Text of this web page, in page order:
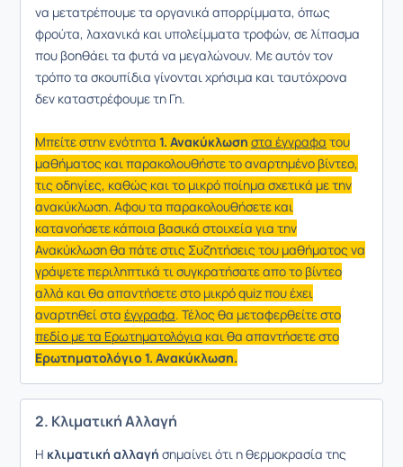
να μετατρέπουμε τα οργανικά απορρίμματα, όπως
φρούτα, λαχανικά και υπολείμματα τροφών, σε λίπασμα
που βοηθάει τα φυτά να μεγαλώνουν. Με αυτόν τον
τρόπο τα σκουπίδια γίνονται χρήσιμα και ταυτόχρονα
δεν καταστρέφουμε τη Γη.
Μπείτε στην ενότητα 1. Ανακύκλωση στα έγγραφα του
μαθήματος και παρακολουθήστε το αναρτημένο βίντεο,
τις οδηγίες, καθώς και το μικρό ποίημα σχετικά με την
ανακύκλωση. Αφου τα παρακολουθήσετε και
κατανοήσετε κάποια βασικά στοιχεία για την
Ανακύκλωση θα πάτε στις Συζητήσεις του μαθήματος να
γράψετε περιληπτικά τι συγκρατήσατε απο το βίντεο
αλλά και θα απαντήσετε στο μικρό quiz που έχει
αναρτηθεί στα έγγραφα. Τέλος θα μεταφερθείτε στο
πεδίο με τα Ερωτηματολόγια και θα απαντήσετε στο
Ερωτηματολόγιο 1. Ανακύκλωση.
2. Κλιματική Αλλαγή
Η κλιματική αλλαγή σημαίνει ότι η θερμοκρασία της